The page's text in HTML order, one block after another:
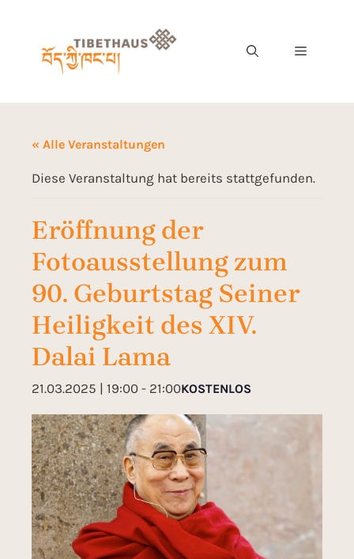
« Alle Veranstaltungen
Diese Veranstaltung hat bereits stattgefunden.
Eröffnung der
Fotoausstellung zum
90. Geburtstag Seiner
Heiligkeit des XIV.
Dalai Lama
21.03.2025 | 19:00 - 21:00KOSTENLOS